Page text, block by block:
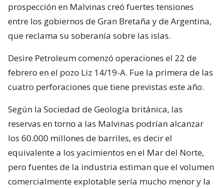
prospección en Malvinas creó fuertes tensiones
entre los gobiernos de Gran Bretaña y de Argentina,
que reclama su soberanía sobre las islas.
Desire Petroleum comenzó operaciones el 22 de
febrero en el pozo Liz 14/19-A. Fue la primera de las
cuatro perforaciones que tiene previstas este año.
Según la Sociedad de Geología británica, las
reservas en torno a las Malvinas podrían alcanzar
los 60.000 millones de barriles, es decir el
equivalente a los yacimientos en el Mar del Norte,
pero fuentes de la industria estiman que el volumen
comercialmente explotable sería mucho menor y la